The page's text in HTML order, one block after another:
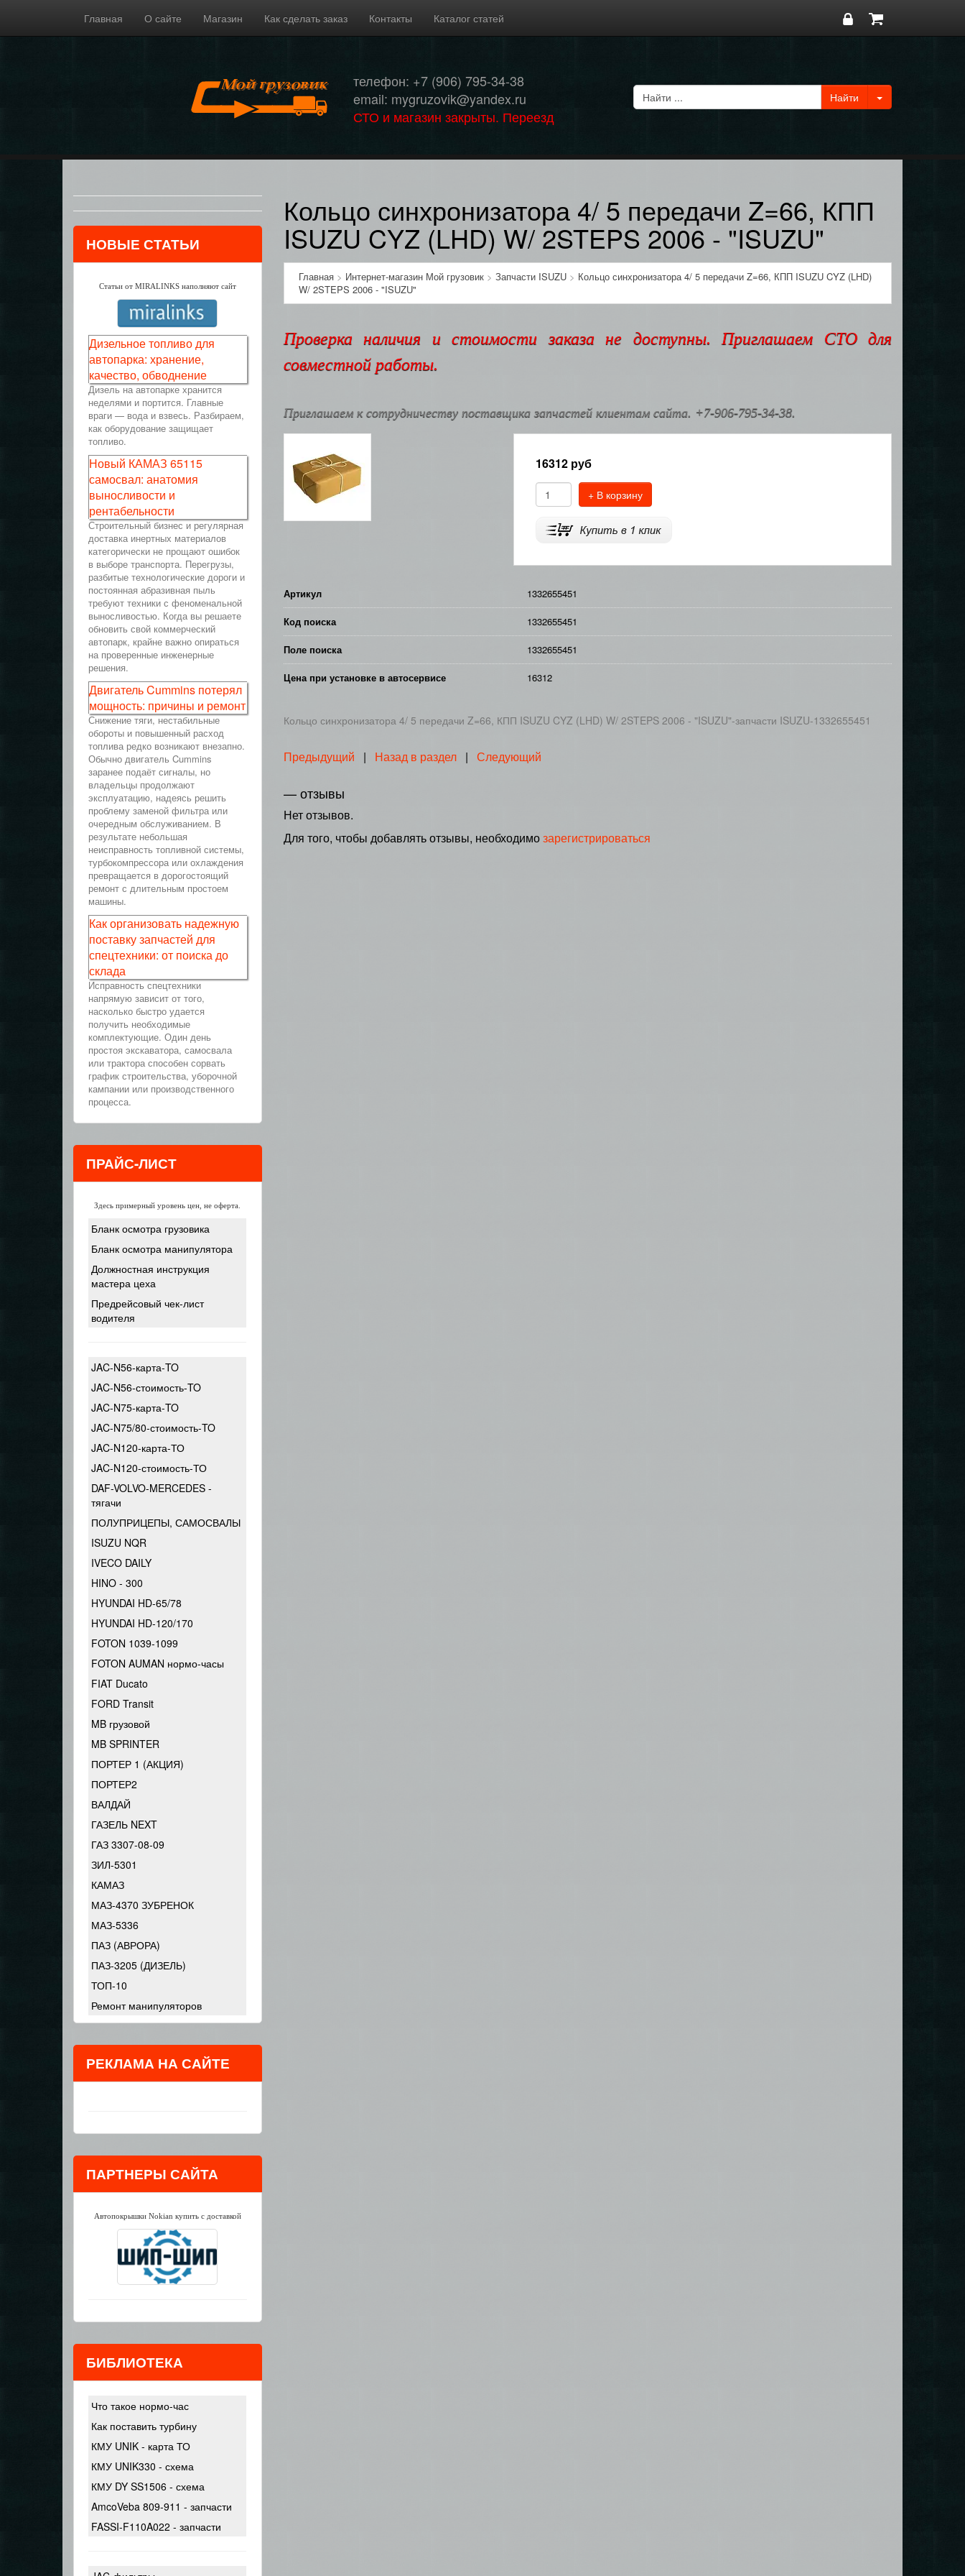
Главная О сайте Магазин Как сделать заказ Контакты Каталог статей
телефон: +7 (906) 795-34-38
email: mygruzovik@yandex.ru
СТО и магазин закрыты. Переезд
Кольцо синхронизатора 4/ 5 передачи Z=66, КПП
ISUZU CYZ (LHD) W/ 2STEPS 2006 - "ISUZU"
Главная> Интернет-магазин Мой грузовик> Запчасти ISUZU> Кольцо синхронизатора 4/ 5 передачи Z=66, КПП ISUZU CYZ (LHD)
W/ 2STEPS 2006 - "ISUZU"
Проверка наличия и стоимости заказа не доступны. Приглашаем СТО для
совместной работы.
Приглашаем к сотрудничеству поставщика запчастей клиентам сайта. +7-906-795-34-38.
16312руб
+ В корзину
Артикул 1332655451
Код поиска 1332655451
Поле поиска 1332655451
Цена при установке в автосервисе 16312
Кольцо синхронизатора 4/ 5 передачи Z=66, КПП ISUZU CYZ (LHD) W/ 2STEPS 2006 - "ISUZU"-запчасти ISUZU-1332655451
Предыдущий | Назад в раздел| Следующий
— отзывы
Нет отзывов.
Для того, чтобы добавлять отзывы, необходимозарегистрироваться
НОВЫЕ СТАТЬИ
Статьи от MIRALINKS наполняют сайт
Дизельное топливо для
автопарка: хранение,
качество, обводнение
Дизель на автопарке хранится
неделями и портится. Главные
враги — вода и взвесь. Разбираем,
как оборудование защищает
топливо.
Новый КАМАЗ 65115
самосвал: анатомия
выносливости и
рентабельности
Строительный бизнес и регулярная
доставка инертных материалов
категорически не прощают ошибок
в выборе транспорта. Перегрузы,
разбитые технологические дороги и
постоянная абразивная пыль
требуют техники с феноменальной
выносливостью. Когда вы решаете
обновить свой коммерческий
автопарк, крайне важно опираться
на проверенные инженерные
решения.
Двигатель Cummins потерял
мощность: причины и ремонт
Снижение тяги, нестабильные
обороты и повышенный расход
топлива редко возникают внезапно.
Обычно двигатель Cummins
заранее подаёт сигналы, но
владельцы продолжают
эксплуатацию, надеясь решить
проблему заменой фильтра или
очередным обслуживанием. В
результате небольшая
неисправность топливной системы,
турбокомпрессора или охлаждения
превращается в дорогостоящий
ремонт с длительным простоем
машины.
Как организовать надежную
поставку запчастей для
спецтехники: от поиска до
склада
Исправность спецтехники
напрямую зависит от того,
насколько быстро удается
получить необходимые
комплектующие. Один день
простоя экскаватора, самосвала
или трактора способен сорвать
график строительства, уборочной
кампании или производственного
процесса.
ПРАЙС-ЛИСТ
Здесь примерный уровень цен, не оферта.
Бланк осмотра грузовика
Бланк осмотра манипулятора
Должностная инструкция
мастера цеха
Предрейсовый чек-лист
водителя
JAC-N56-карта-TO
JAC-N56-стоимость-TO
JAC-N75-карта-TO
JAC-N75/80-стоимость-TO
JAC-N120-карта-ТО
JAC-N120-стоимость-ТО
DAF-VOLVO-MERCEDES -
тягачи
ПОЛУПРИЦЕПЫ, САМОСВАЛЫ
ISUZU NQR
IVECO DAILY
HINO - 300
HYUNDAI HD-65/78
HYUNDAI HD-120/170
FOTON 1039-1099
FOTON AUMAN нормо-часы
FIAT Ducato
FORD Transit
MB грузовой
MB SPRINTER
ПОРТЕР 1 (АКЦИЯ)
ПОРТЕР2
ВАЛДАЙ
ГАЗЕЛЬ NEXT
ГАЗ 3307-08-09
ЗИЛ-5301
КАМАЗ
МАЗ-4370 ЗУБРЕНОК
МАЗ-5336
ПАЗ (АВРОРА)
ПАЗ-3205 (ДИЗЕЛЬ)
ТОП-10
Ремонт манипуляторов
РЕКЛАМА НА САЙТЕ
ПАРТНЕРЫ САЙТА
Автопокрышки Nokian купить с доставкой
БИБЛИОТЕКА
Что такое нормо-час
Как поставить турбину
КМУ UNIK - карта ТО
КМУ UNIK330 - схема
КМУ DY SS1506 - схема
AmcoVeba 809-911 - запчасти
FASSI-F110A022 - запчасти